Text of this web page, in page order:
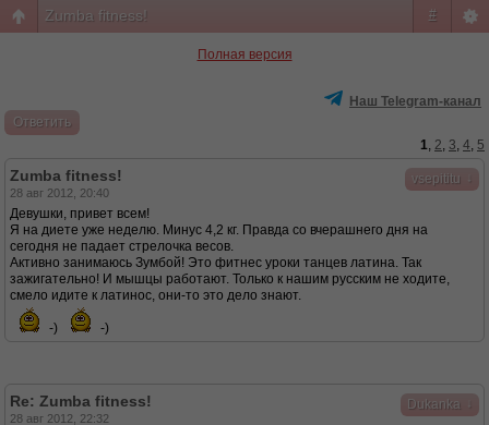
#
Zumba fitness!
Полная версия
Наш Telegram-канал
Ответить
1, 2, 3, 4, 5
vsepititu
Zumba fitness!
28 авг 2012, 20:40
Девушки, привет всем!
Я на диете уже неделю. Минус 4,2 кг. Правда со вчерашнего дня на
сегодня не падает стрелочка весов.
Активно занимаюсь Зумбой! Это фитнес уроки танцев латина. Так
зажигательно! И мышцы работают. Только к нашим русским не ходите,
смело идите к латинос, они-то это дело знают.
-) -)
Dukanka
Re: Zumba fitness!
28 авг 2012, 22:32